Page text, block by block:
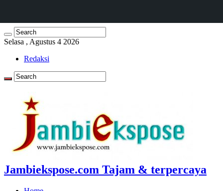
Selasa , Agustus 4 2026
Redaksi
Jambiekspose.com Tajam & terpercaya